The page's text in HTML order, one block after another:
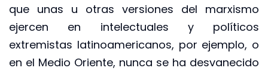
que unas u otras versiones del marxismo
ejercen en intelectuales y políticos
extremistas latinoamericanos, por ejemplo, o
en el Medio Oriente, nunca se ha desvanecido